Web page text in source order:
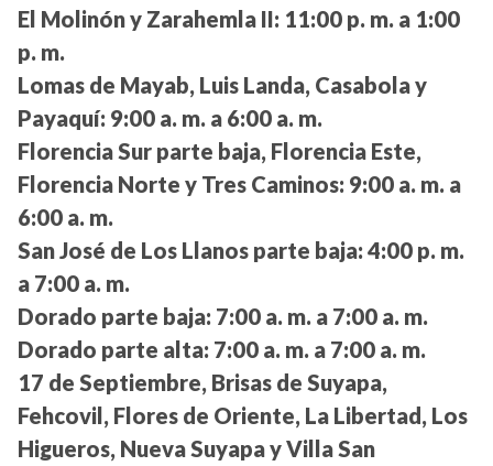
El Molinón y Zarahemla II: 11:00 p. m. a 1:00
p. m.
Lomas de Mayab, Luis Landa, Casabola y
Payaquí: 9:00 a. m. a 6:00 a. m.
Florencia Sur parte baja, Florencia Este,
Florencia Norte y Tres Caminos: 9:00 a. m. a
6:00 a. m.
San José de Los Llanos parte baja: 4:00 p. m.
a 7:00 a. m.
Dorado parte baja: 7:00 a. m. a 7:00 a. m.
Dorado parte alta: 7:00 a. m. a 7:00 a. m.
17 de Septiembre, Brisas de Suyapa,
Fehcovil, Flores de Oriente, La Libertad, Los
Higueros, Nueva Suyapa y Villa San